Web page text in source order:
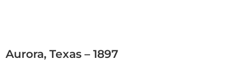
Aurora, Texas – 1897